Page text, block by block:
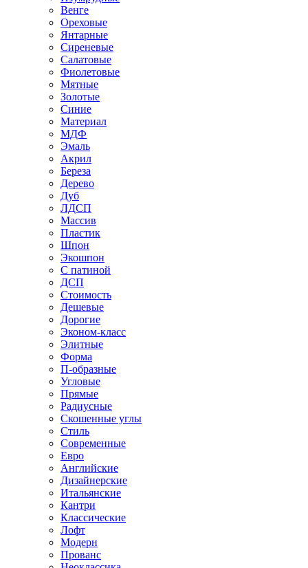
Венге
Ореховые
Янтарные
Сиреневые
Салатовые
Фиолетовые
Мятные
Золотые
Синие
Материал
МДФ
Эмаль
Акрил
Береза
Дерево
Дуб
ЛДСП
Массив
Пластик
Шпон
Экошпон
С патиной
ДСП
Стоимость
Дешевые
Дорогие
Эконом-класс
Элитные
Форма
П-образные
Угловые
Прямые
Радиусные
Скошенные углы
Стиль
Современные
Евро
Английские
Дизайнерские
Итальянские
Кантри
Классические
Лофт
Модерн
Прованс